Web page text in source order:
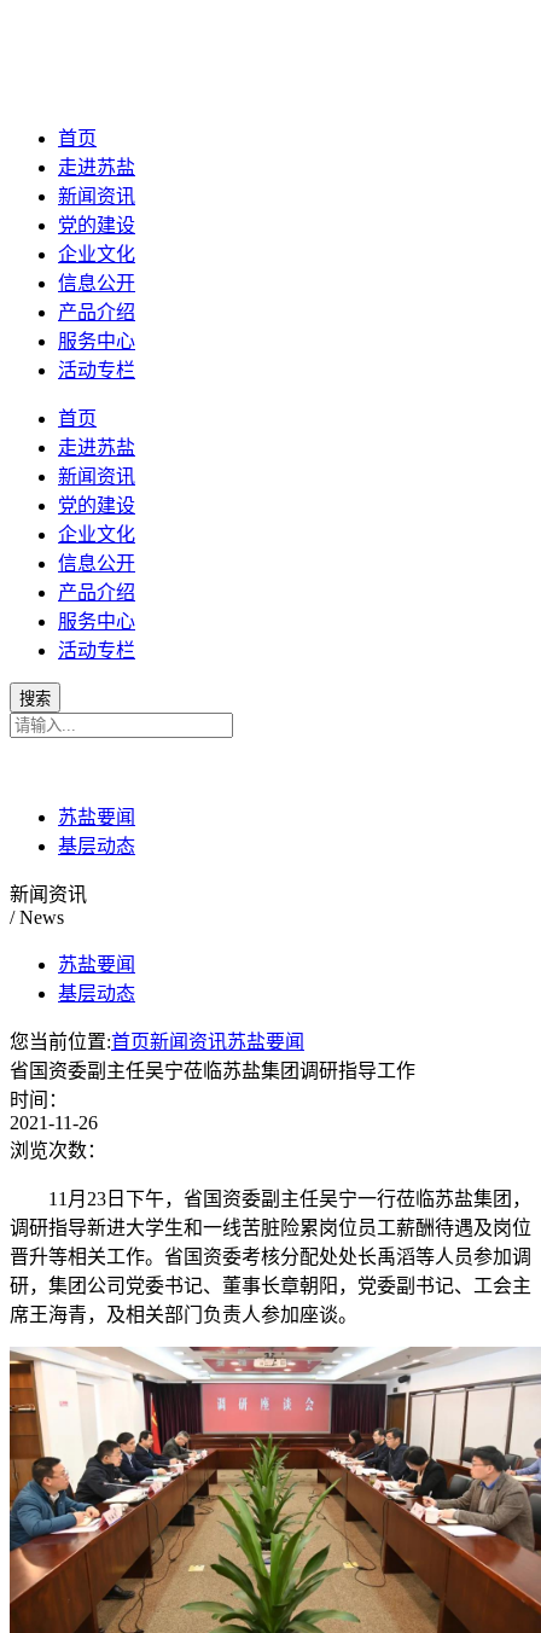
首页
走进苏盐
新闻资讯
党的建设
企业文化
信息公开
产品介绍
服务中心
活动专栏
首页
走进苏盐
新闻资讯
党的建设
企业文化
信息公开
产品介绍
服务中心
活动专栏
苏盐要闻
基层动态
新闻资讯
/ News
苏盐要闻
基层动态
您当前位置:首页新闻资讯苏盐要闻
省国资委副主任吴宁莅临苏盐集团调研指导工作
时间：
2021-11-26
浏览次数：
11 月23日下午，省国资委副主任吴宁一行莅临苏盐集团，
调研指导新进大学生和一线苦脏险累岗位员工薪酬待遇及岗位
晋升等相关工作。省国资委考核分配处处长禹滔等人员参加调
研，集团公司党委书记、董事长章朝阳，党委副书记、工会主
席王海青，及相关部门负责人参加座谈。